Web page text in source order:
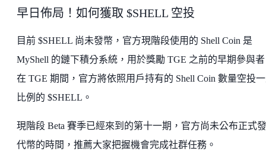
早日佈局！如何獲取 $SHELL 空投
目前 $SHELL 尚未發幣，官方現階段使用的 Shell Coin 是
MyShell 的鏈下積分系統，用於獎勵 TGE 之前的早期參與
在 TGE 期間，官方將依照用戶持有的 Shell Coin 數量空投
比例的 $SHELL。
現階段 Beta 賽季已經來到的第十一期，官方尚未公布正式
代幣的時間，推薦大家把握機會完成社群任務。